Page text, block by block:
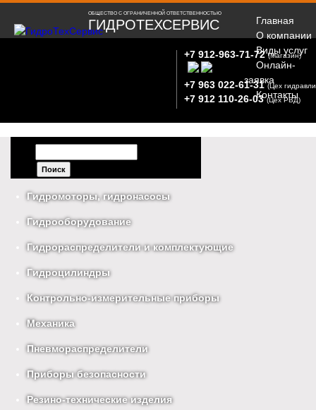
ОБЩЕСТВО С ОГРАНИЧЕННОЙ ОТВЕТСТВЕННОСТЬЮ
ГИДРОТЕХСЕРВИС
Главная
О компании
Виды услуг
Онлайн-
заявка
Контакты
+7 912-963-71-72 (Магазин)
+7 963 022-61-31 (Цех
+7 912 110-26-03 (Цех РВД)
Гидромоторы, гидронасосы
Гидрооборудование
Гидрораспределители и комплектующие
Гидроцилиндры
Контрольно-измерительные приборы
Механика
Пневмораспределители
Приборы безопасности
Резино-технические изделия